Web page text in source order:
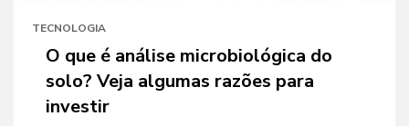
TECNOLOGIA
O que é análise microbiológica do
solo? Veja algumas razões para
investir